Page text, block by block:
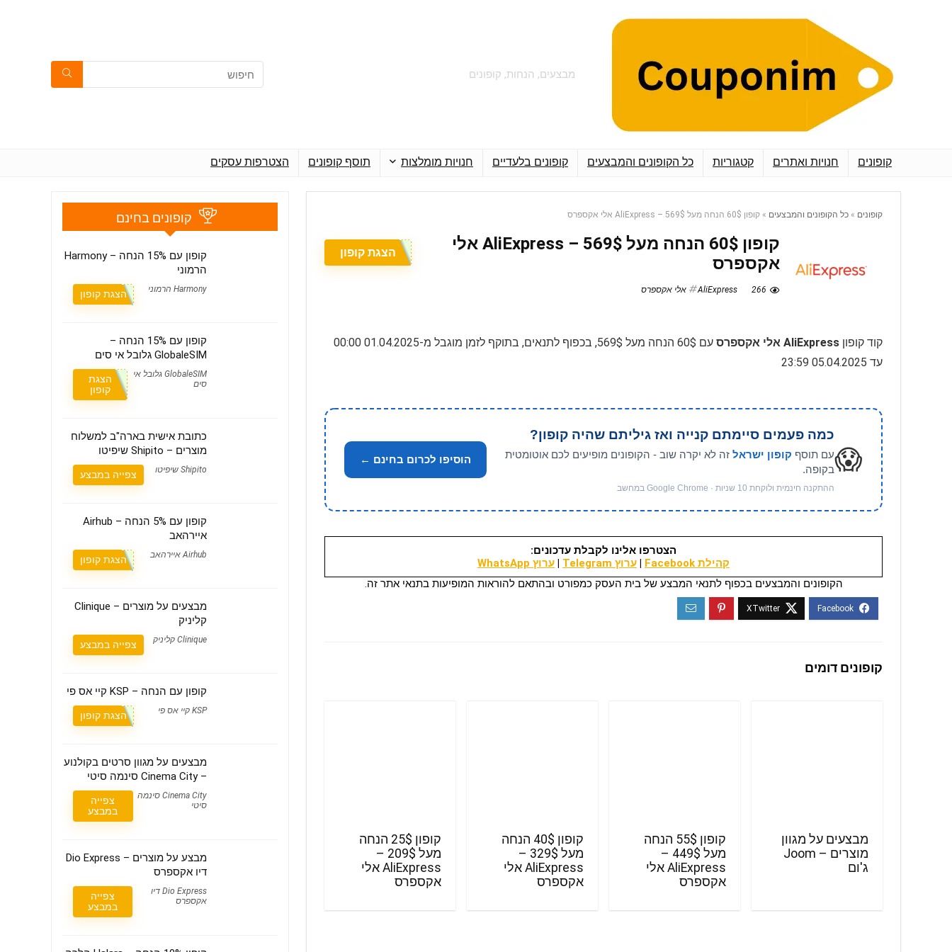
מבצעים, הנחות, קופונים
קופונים חנויות ואתרים קטגוריות כל הקופונים והמבצעים קופונים בלעדיים חנויות מומלצות תוסף קופונים הצטרפות עסקים
קופונים » כל הקופונים והמבצעים » קופון 60$ הנחה מעל 569$ – AliExpress אלי אקספרס
קופון 60$ הנחה מעל 569$ – AliExpress אלי
אקספרס
266 AliExpress אלי אקספרס
הצגת קופון
קוד קופון AliExpress אלי אקספרס
עם 60$ הנחה מעל 569$, בכפוף לתנאים, בתוקף לזמן מוגבל מ-01.04.2025 00:00
עד 05.04.2025 23:59
😱
כמה פעמים סיימתם קנייה ואז גיליתם שהיה קופון?
עם תוסף קופון ישראל זה לא יקרה שוב - הקופונים מופיעים לכם אוטומטית
בקופה.
ההתקנה חינמית ולוקחת 10 שניות · Google Chrome במחשב
הוסיפו לכרום בחינם ←
הצטרפו אלינו לקבלת עדכונים:
קהילת Facebook
| ערוץ Telegram | ערוץ WhatsApp
הקופונים והמבצעים בכפוף לתנאי המבצע של בית העסק כמפורט ובהתאם להוראות המופיעות בתנאי אתר זה.
קופונים דומים
מבצעים על מגוון
מוצרים – Joom
ג'ום
קופון 55$ הנחה
מעל 449$ –
AliExpress אלי
אקספרס
קופון 40$ הנחה
מעל 329$ –
AliExpress אלי
אקספרס
קופון 25$ הנחה
מעל 209$ –
AliExpress אלי
אקספרס
קופונים בחינם
קופון עם 15% הנחה – Harmony
הרמוני
Harmony הרמוני הצגת קופון
קופון עם 15% הנחה –
GlobaleSIM גלובל אי סים
GlobaleSIM גלובל אי
סים
הצגת
קופון
כתובת אישית בארה"ב למשלוח
מוצרים – Shipito שיפיטו
Shipito שיפיטו צפייה במבצע
קופון עם 5% הנחה – Airhub
איירהאב
Airhub איירהאב הצגת קופון
מבצעים על מוצרים – Clinique
קליניק
Clinique קליניק צפייה במבצע
קופון עם הנחה – KSP קיי אס פי
KSP קיי אס פי הצגת קופון
מבצעים על מגוון סרטים בקולנוע
– Cinema City סינמה סיטי
Cinema City סינמה
סיטי
צפייה
במבצע
מבצע על מוצרים – Dio Express
דיו אקספרס
Dio Express דיו
אקספרס
צפייה
במבצע